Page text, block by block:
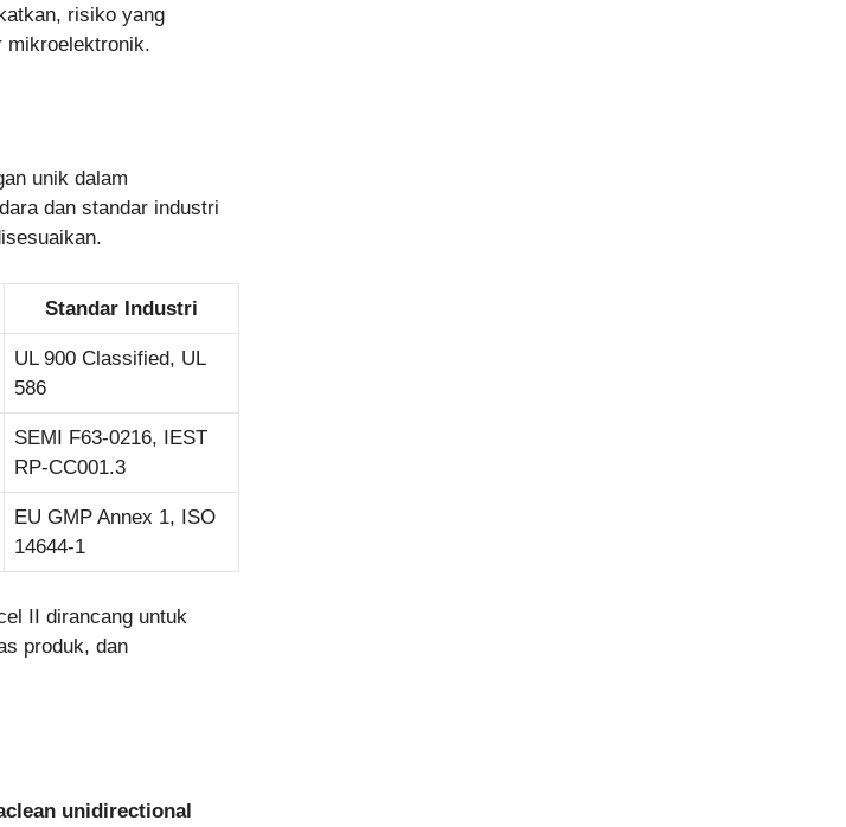
risiko yang
mikroelektronik.
unik dalam
dan standar industri
Standar Industri
UL 900 Classified, UL
586
SEMI F63-0216, IEST
RP-CC001.3
EU GMP Annex 1, ISO
14644-1
II dirancang untuk
produk, dan
unidirectional